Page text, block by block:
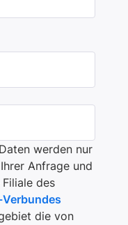
werden nur
Anfrage und
des
die von